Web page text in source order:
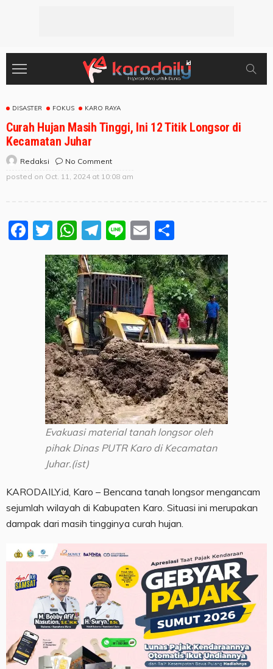
DISASTER FOKUS KARO RAYA
Curah Hujan Masih Tinggi, Ini 12 Titik Longsor di
Kecamatan Juhar
Redaksi
No Comment
posted on Oct. 11, 2024 at 10:08 am
Facebook
Twitter
WhatsApp
Telegram
LineEmail
Evakuasi material tanah longsor oleh
pihak Dinas PUTR Karo di Kecamatan
Juhar.(ist)
KARODAILY.id, Karo – Bencana tanah longsor mengancam
sejumlah wilayah di Kabupaten Karo. Situasi ini merupakan
dampak dari masih tingginya curah hujan.